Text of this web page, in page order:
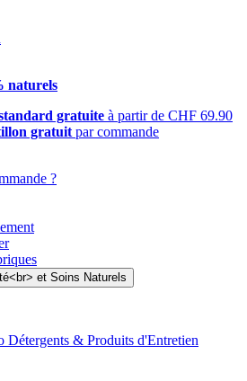
naturels
gratuite à partir de CHF 69.90
gratuit par commande
?
Détergents & Produits d'Entretien